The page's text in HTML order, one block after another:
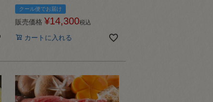
クール便でお届け
販売価格 ¥14,300税込
カートに入れる